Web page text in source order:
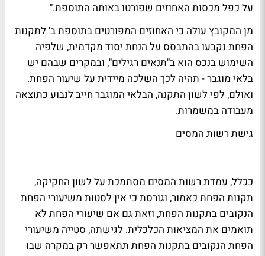
על כפל מכסות האחוזים שפורטו באותה התוספת."
מן המקובץ עולה כי האחוזים המפורטים בתוספת ב' לתקנות
הפחת נקבעו בהתבסס על הנחת יסוד מקדמית, שלפיה
השימוש בנכס הוא ב"תנאים רגילים", ובמקרים שבהם יש
בלאי מוגבר - תהיה לכך השלכה מיידית על שיעור הפחת.
ואולם, לפי לשון התקנה, הבלאי המוגבר חייב לנבוע כתוצאה
מעבודה במשמרות.
גישת רשות המסים
ככלל, עמדת רשות המסים מסתמכת על לשון החקיקה,
תקנות הפחת כאמור, וגורסת כי אין לסטות משיעורי הפחת
הנקובים בתקנות הפחת, וזאת גם אם שיעורי הפחת לא
תואמים את המציאות הכלכלית. לגישתה, סטייה משיעורי
הפחת הנקובים בתקנות הפחת תתאפשר רק במקרה שבו